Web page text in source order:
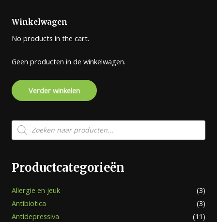
Winkelwagen
No products in the cart.
Geen producten in de winkelwagen.
Verder winkelen
Producten
zoeken
Productcategorieën
Allergie en jeuk
(3)
Antibiotica
(3)
Antidepressiva
(11)